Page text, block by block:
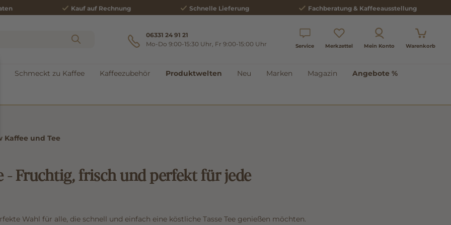
Kauf auf Rechnung Schnelle Lieferung Fachberatung & Kaffeeausstellung
06331 24 91 21
Mo-Do 9:00-15:30 Uhr, Fr 9:00-15:00 Uhr
Service Merkzettel Mein Konto Warenkorb
Schmeckt zu Kaffee Kaffeezubehör Produktwelten Neu Marken Magazin Angebote %
Kaffee und Tee
- Fruchtig, frisch und perfekt für jede
Wahl für alle, die schnell und einfach eine köstliche Tasse Tee genießen möchten.